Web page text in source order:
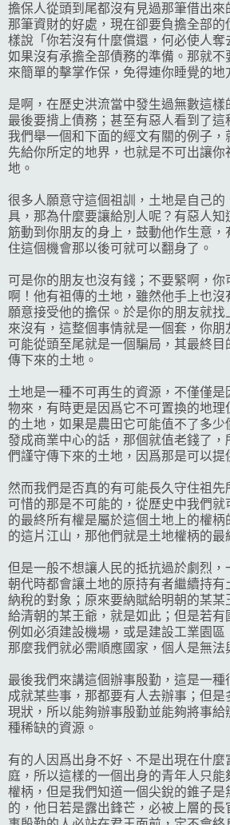
擔保人從頭到尾都沒有見過那筆借出來
那筆資財的好處，現在卻要負擔全部的
樣說「你若沒有什麼償還，何必使人奪
如果沒有承擔全部債務的準備。那就不
來簡單的擊掌作保，免得連你睡覺的地
是啊，在歷史洪流當中發生過無數這樣
最後要揹上債務；甚至有惡人看到了這
我們舉一個和下面的經文有關的例子，
先給你所定的地界，也就是不可出讓你
地。
很多人願意守這個祖訓，土地是自己的
具，那為什麼要讓給別人呢？有惡人知
筋動到你朋友的身上，鼓動他作生意，
住這個機會那以後可就可以翻身了。
可是你的朋友也沒有錢；不要緊啊，你
啊！他有祖傳的土地，雖然他手上也沒
願意接受他的擔保。於是你的朋友就找
來沒有，這整個事情就是一個套，你朋
可能從頭至尾就是一個騙局，其最終
傳下來的土地。
土地是一種不可再生的資源，不僅僅
物來，有時更是因爲它不可置換的地理
的土地，如果是農田它可能值不了多少
發成商業中心的話，那個就值老錢了，
們謹守傳下來的土地，因爲那是可以提
然而我們是否真的有可能長久守住祖先
可惜的那是不可能的，從歷史中我們
的最終所有權是屬於這個土地上的權柄
的這片江山，那他們就是土地權柄的最
但是一般不想讓人民的抵抗過於劇烈，
朝代時都會讓土地的原持有者繼續持有
納稅的對象；原來要納賦給明朝的某某
給清朝的某王爺，就是如此；但是若有
例如必須建設機場，或是建設工業園區
那麼我們就必需順應國家，個人是無法
最後我們來講這個辦事殷勤，這是一種
成就某些事，那都要有人去辦事；但是
現狀，所以能夠辦事殷勤並能夠將事給
種稀缺的資源。
有的人因爲出身不好、不是出現在什麼
庭，所以這樣的一個出身的青年人只能
權柄，但是我們知道一個尖銳的錐子是
的，他日若是露出鋒芒，必被上層的